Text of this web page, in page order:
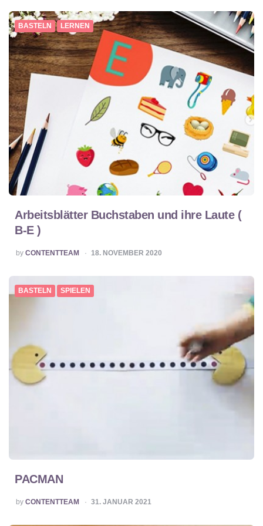
BASTELN LERNEN
Arbeitsblätter Buchstaben und ihre Laute (
B-E )
POSTED
BY
by CONTENTTEAM 18. NOVEMBER 2020
BASTELN SPIELEN
PACMAN
POSTED
BY
by CONTENTTEAM 31. JANUAR 2021